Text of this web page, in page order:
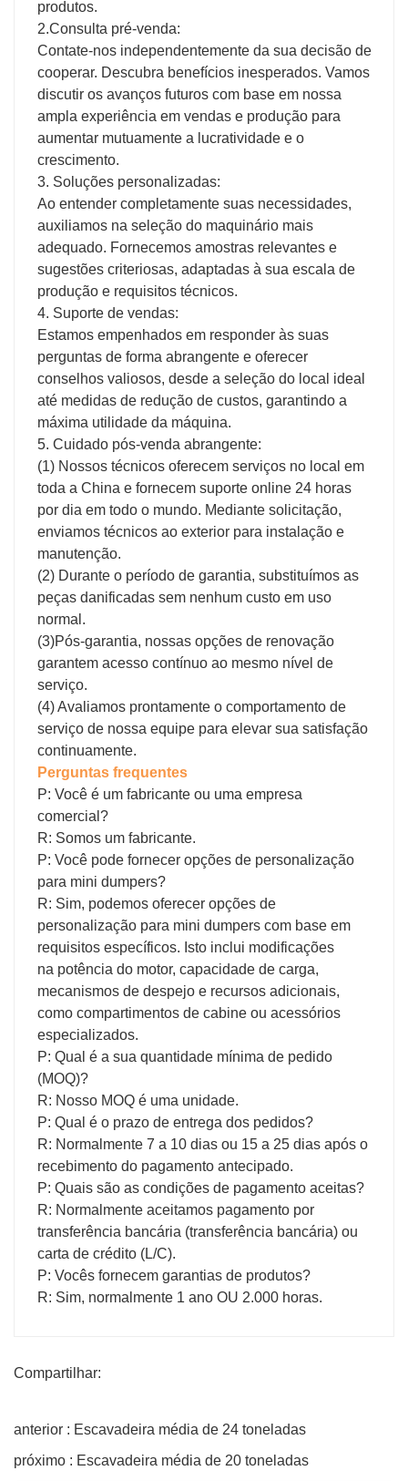
produtos.
2.Consulta pré-venda:
Contate-nos independentemente da sua decisão de
cooperar. Descubra benefícios inesperados. Vamos
discutir os avanços futuros com base em nossa
ampla experiência em vendas e produção para
aumentar mutuamente a lucratividade e o
crescimento.
3. Soluções personalizadas:
Ao entender completamente suas necessidades,
auxiliamos na seleção do maquinário mais
adequado. Fornecemos amostras relevantes e
sugestões criteriosas, adaptadas à sua escala de
produção e requisitos técnicos.
4. Suporte de vendas:
Estamos empenhados em responder às suas
perguntas de forma abrangente e oferecer
conselhos valiosos, desde a seleção do local ideal
até medidas de redução de custos, garantindo a
máxima utilidade da máquina.
5. Cuidado pós-venda abrangente:
(1) Nossos técnicos oferecem serviços no local em
toda a China e fornecem suporte online 24 horas
por dia em todo o mundo. Mediante solicitação,
enviamos técnicos ao exterior para instalação e
manutenção.
(2) Durante o período de garantia, substituímos as
peças danificadas sem nenhum custo em uso
normal.
(3)Pós-garantia, nossas opções de renovação
garantem acesso contínuo ao mesmo nível de
serviço.
(4) Avaliamos prontamente o comportamento de
serviço de nossa equipe para elevar sua satisfação
continuamente.
Perguntas frequentes
P: Você é um fabricante ou uma empresa
comercial?
R: Somos um fabricante.
P: Você pode fornecer opções de personalização
para mini dumpers?
R: Sim, podemos oferecer opções de
personalização para mini dumpers com base em
requisitos específicos. Isto inclui modificações
na potência do motor, capacidade de carga,
mecanismos de despejo e recursos adicionais,
como compartimentos de cabine ou acessórios
especializados.
P: Qual é a sua quantidade mínima de pedido
(MOQ)?
R: Nosso MOQ é uma unidade.
P: Qual é o prazo de entrega dos pedidos?
R: Normalmente 7 a 10 dias ou 15 a 25 dias após o
recebimento do pagamento antecipado.
P: Quais são as condições de pagamento aceitas?
R: Normalmente aceitamos pagamento por
transferência bancária (transferência bancária) ou
carta de crédito (L/C).
P: Vocês fornecem garantias de produtos?
R: Sim, normalmente 1 ano OU 2.000 horas.
Compartilhar:
anterior : Escavadeira média de 24 toneladas
próximo : Escavadeira média de 20 toneladas